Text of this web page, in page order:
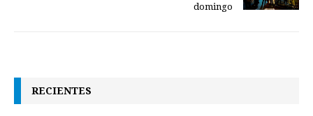
domingo
RECIENTES